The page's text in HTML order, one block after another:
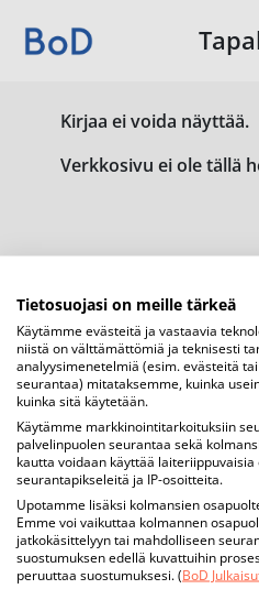
Kirjaa ei voida näyttää.
Verkkosivu ei ole tällä
Tietosuojasi on meille tärkeä
Käytämme evästeitä ja vastaavia
niistä on välttämättömiä ja teknisesti
analyysimenetelmiä (esim. evästeitä
seurantaa) mitataksemme, kuinka
kuinka sitä käytetään.
Käytämme markkinointitarkoituksiin
palvelinpuolen seurantaa sekä
kautta voidaan käyttää
seurantapikseleitä ja IP-osoitteita.
Upotamme lisäksi kolmansien
Emme voi vaikuttaa kolmannen
jatkokäsittelyyn tai mahdolliseen
suostumuksen edellä kuvattuihin
peruuttaa suostumuksesi. (BoD